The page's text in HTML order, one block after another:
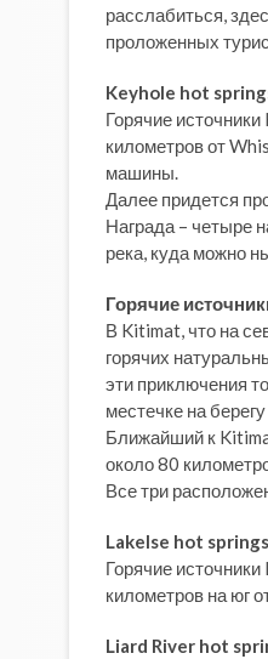
расслабиться,
проложенных
Keyhole hot
Горячие
километров от
машины.
Далее придется
Награда – четыре
река, куда можно
Горячие
В Kitimat, что на
горячих
эти приключения
местечке на
Ближайший к
около 80
Все три
Lakelse hot springs
Горячие
километров на юг
Liard River hot